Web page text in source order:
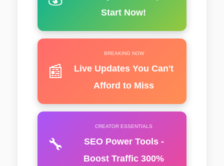
Start Now!
📰
BREAKING NOW
Live Updates You Can't
Afford to Miss
🔧
CREATOR ESSENTIALS
SEO Power Tools -
Boost Traffic 300%